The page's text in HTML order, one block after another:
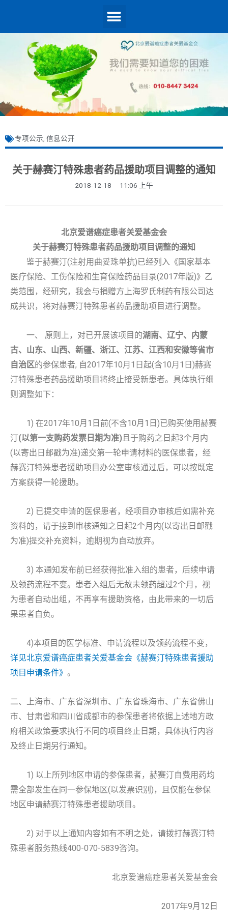
专项公示, 信息公开
关于赫赛汀特殊患者药品援助项目调整的通知
2018-12-18 11:06 上午
北京爱谱癌症患者关爱基金会
关于赫赛汀特殊患者药品援助项目调整的通知
鉴于赫赛汀(注射用曲妥珠单抗)已经列入《国家基本
医疗保险、工伤保险和生育保险药品目录(2017年版)》乙
类范围，经研究，我会与捐赠方上海罗氏制药有限公司达
成共识，将对赫赛汀特殊患者药品援助项目进行调整。
一、 原则上，对已开展该项目的湖南、辽宁、内蒙
古、山东、山西、新疆、浙江、江苏、江西和安徽等省市
自治区的参保患者, 自2017年10月1日起(含10月1日)赫赛
汀特殊患者药品援助项目将终止接受新患者。具体执行细
则调整如下：
1) 在2017年10月1日前(不含10月1日)已购买使用赫赛
汀(以第一支购药发票日期为准) 且于购药之日起3个月内
(以寄出日邮戳为准)递交第一轮申请材料的医保患者，经
赫赛汀特殊患者援助项目办公室审核通过后，可以按既定
方案获得一轮援助。
2) 已提交申请的医保患者，经项目办审核后如需补充
资料的，请于接到审核通知之日起2个月内(以寄出日邮戳
为准)提交补充资料，逾期视为自动放弃。
3) 本通知发布前已经获得批准入组的患者，后续申请
及领药流程不变。患者入组后无故未领药超过2个月，视
为患者自动出组，不再享有援助资格，由此带来的一切后
果患者自负。
4)本项目的医学标准、申请流程以及领药流程不变，
详见北京爱谱癌症患者关爱基金会《赫赛汀特殊患者援助
项目申请条件》 。
二、上海市、广东省深圳市、广东省珠海市、广东省佛山
市、甘肃省和四川省成都市的参保患者将依据上述地方政
府相关政策要求执行不同的项目终止日期，具体执行内容
及终止日期另行通知。
1) 以上所列地区申请的参保患者，赫赛汀自费用药均
需全部发生在同一参保地区(以发票识别)，且仅能在参保
地区申请赫赛汀特殊患者援助项目。
2) 对于以上通知内容如有不明之处，请拨打赫赛汀特
殊患者服务热线400-070-5839咨询。
北京爱谱癌症患者关爱基金会
2017年9月12日